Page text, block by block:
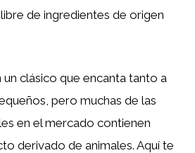
de ingredientes de origen
clásico que encanta tanto a
pero muchas de las
en el mercado contienen
derivado de animales. Aquí te